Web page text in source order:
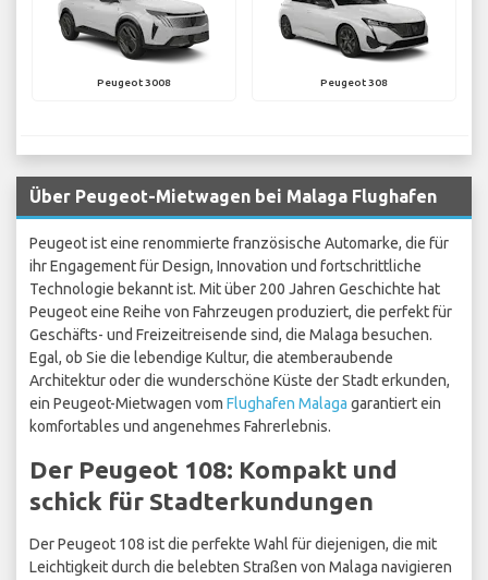
Peugeot 3008 Peugeot 308
Über Peugeot-Mietwagen bei Malaga Flughafen
Peugeot ist eine renommierte französische Automarke, die für
ihr Engagement für Design, Innovation und fortschrittliche
Technologie bekannt ist. Mit über 200 Jahren Geschichte hat
Peugeot eine Reihe von Fahrzeugen produziert, die perfekt für
Geschäfts- und Freizeitreisende sind, die Malaga besuchen.
Egal, ob Sie die lebendige Kultur, die atemberaubende
Architektur oder die wunderschöne Küste der Stadt erkunden,
ein Peugeot-Mietwagen vom Flughafen Malaga garantiert ein
komfortables und angenehmes Fahrerlebnis.
Der Peugeot 108: Kompakt und
schick für Stadterkundungen
Der Peugeot 108 ist die perfekte Wahl für diejenigen, die mit
Leichtigkeit durch die belebten Straßen von Malaga navigieren